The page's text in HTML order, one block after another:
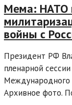
Мема: НАТО
войны с
Президент РФ
пленарной
Международного
Архивное фото.